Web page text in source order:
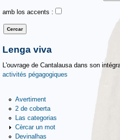
amb los accents :
Lenga viva
L'ouvrage de Cantalausa dans son
activités pégagogiques
Avertiment
2 de coberta
Las categorias
Cèrcar un mot
Devinalhas